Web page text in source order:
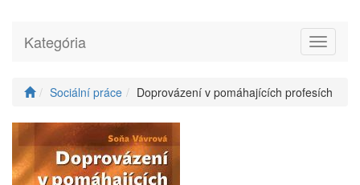
Toggle
Kategória
Sociální práce Doprovázení v pomáhajících profesích